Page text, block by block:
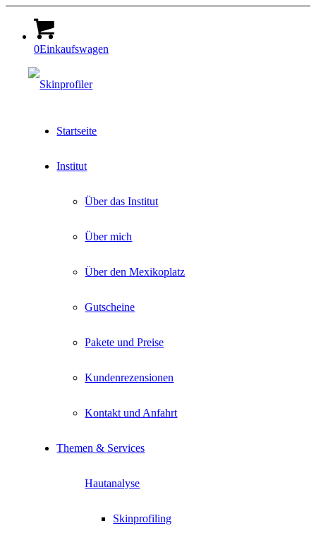
0Einkaufswagen
Startseite
Institut
Über das Institut
Über mich
Über den Mexikoplatz
Gutscheine
Pakete und Preise
Kundenrezensionen
Kontakt und Anfahrt
Themen & Services
Hautanalyse
Skinprofiling